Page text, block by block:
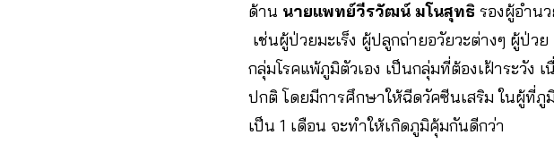
ด้าน นายแพทย์วีรวัฒน์​ มโนสุทธิ​ รองผู้อำน
เช่นผู้ป่วยมะเร็ง​ ผู้ปลูกถ่ายอวัยวะต่างๆ​ ผู้ป่ว
กลุ่มโรคแพ้ภูมิตัวเอง เป็นกลุ่มที่ต้องเฝ้าระวัง
ปกติ โดยมีการศึกษาให้ฉีดวัคซีนเสริม ในผู้ที่ภู
เป็น 1 เดือน จะทำให้เกิดภูมิคุ้มกันดีกว่า